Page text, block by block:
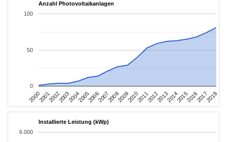
Anzahl Photovoltaikanlagen
2000200120022003200420052006200720082009201020112012201320142015201620172018
0
50
100
Installierte Leistung (kWp)
6.000